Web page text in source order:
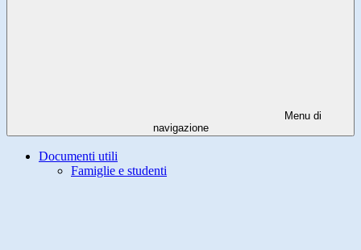
Menu di
navigazione
Documenti utili
Famiglie e studenti